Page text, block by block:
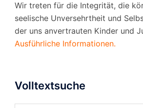
Wir treten für die Integrität, die
seelische Unversehrtheit und
der uns anvertrauten Kinder und
Ausführliche Informationen.
Volltextsuche